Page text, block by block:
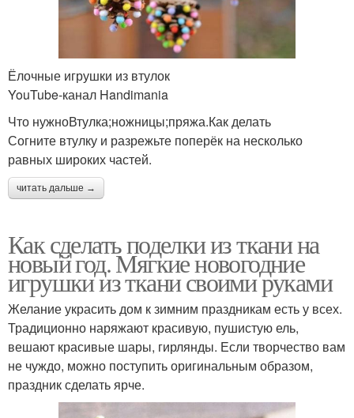
Ёлочные игрушки из втулок
YouTube‑канал Handimania
Что нужноВтулка;ножницы;пряжа.Как делать
Согните втулку и разрежьте поперёк на несколько
равных широких частей.
читать дальше →
Как сделать поделки из ткани на
новый год. Мягкие новогодние
игрушки из ткани своими руками
Желание украсить дом к зимним праздникам есть у всех.
Традиционно наряжают красивую, пушистую ель,
вешают красивые шары, гирлянды. Если творчество вам
не чуждо, можно поступить оригинальным образом,
праздник сделать ярче.